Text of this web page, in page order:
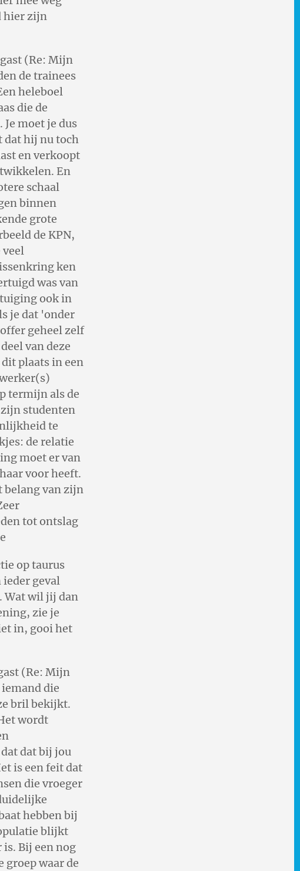
hier zijn
(Re: Mijn
de trainees
heleboel
die de
moet je dus
dat hij nu toch
en verkoopt
En
schaal
binnen
grote
de KPN,
veel
ken
was van
ook in
je dat 'onder
geheel zelf
van deze
plaats in een
termijn als de
zijn studenten
te
de relatie
moet er van
voor heeft.
belang van zijn
tot ontslag
op taurus
geval
Wat wil jij dan
zie je
in, gooi het
(Re: Mijn
die
bril bekijkt.
wordt
dat bij jou
is een feit dat
die vroeger
hebben bij
blijkt
Bij een nog
groep waar de